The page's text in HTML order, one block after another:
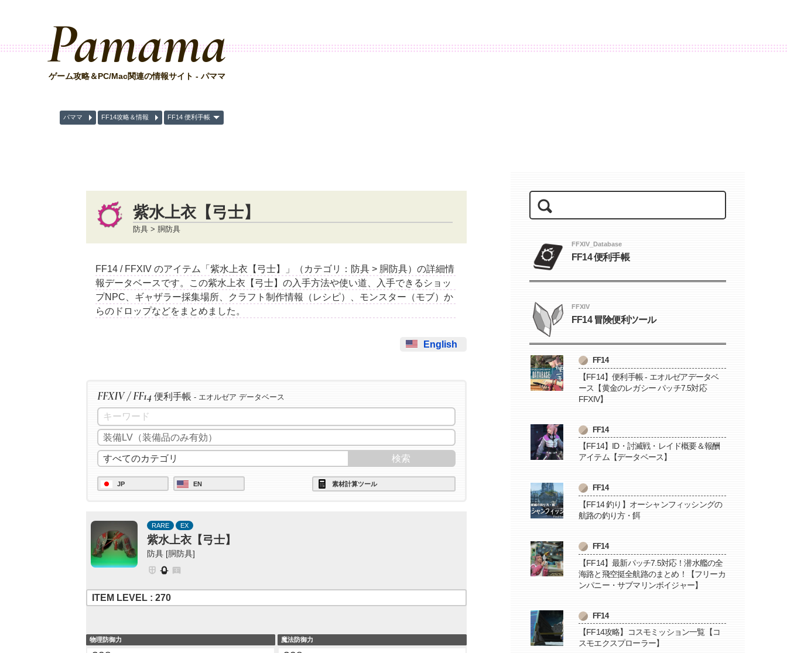
Pamama
ゲーム攻略＆PC/Mac関連の情報サイト - パママ
パママ FF14攻略＆情報 FF14 便利手帳
紫水上衣【弓士】
防具 > 胴防具
FF14 / FFXIV のアイテム「紫水上衣【弓士】」（カテゴリ：防具 > 胴防具）の詳細情
報データベースです。この紫水上衣【弓士】の入手方法や使い道、入手できるショッ
プNPC、ギャザラー採集場所、クラフト制作情報（レシピ）、モンスター（モブ）か
らのドロップなどをまとめました。
English
FFXIV / FF14 便利手帳 - エオルゼア データベース
JP EN 素材計算ツール
RARE EX
紫水上衣【弓士】
防具 [胴防具]
ITEM LEVEL : 270
物理防御力 魔法防御力
FFXIV_Database
FF14 便利手帳
FFXIV
FF14 冒険便利ツール
FF14
【FF14】便利手帳 - エオルゼアデータベ
ース【黄金のレガシー パッチ7.5対応
FFXIV】
FF14
【FF14】ID・討滅戦・レイド概要＆報酬
アイテム【データベース】
FF14
【FF14 釣り】オーシャンフィッシングの
航路の釣り方・餌
FF14
【FF14】最新パッチ7.5対応！潜水艦の全
海路と飛空挺全航路のまとめ！【フリーカ
ンパニー・サブマリンボイジャー】
FF14
【FF14攻略】コスモミッション一覧【コ
スモエクスプローラー】